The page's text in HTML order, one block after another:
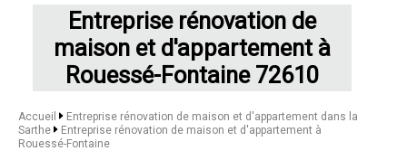
Entreprise rénovation de
maison et d'appartement à
Rouessé-Fontaine 72610
Accueil
Entreprise rénovation de maison et d'appartement dans la
Sarthe
Entreprise rénovation de maison et d'appartement à
Rouessé-Fontaine